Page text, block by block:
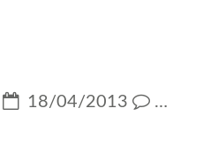
18/04/2013 …